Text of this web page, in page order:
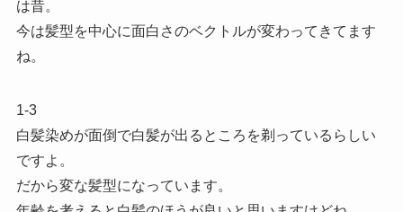
は昔。
今は髪型を中心に面白さのベクトルが変わってきてます
ね。
1-3
白髪染めが面倒で白髪が出るところを剃っているらしい
ですよ。
だから変な髪型になっています。